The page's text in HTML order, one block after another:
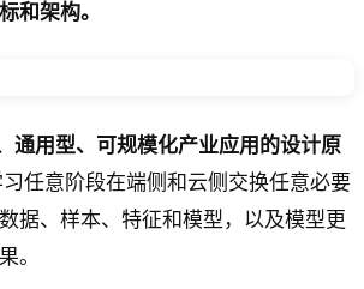
和架构。
通用型、可规模化产业应用的设计原
任意阶段在端侧和云侧交换任意必要
据、样本、特征和模型，以及模型更
。